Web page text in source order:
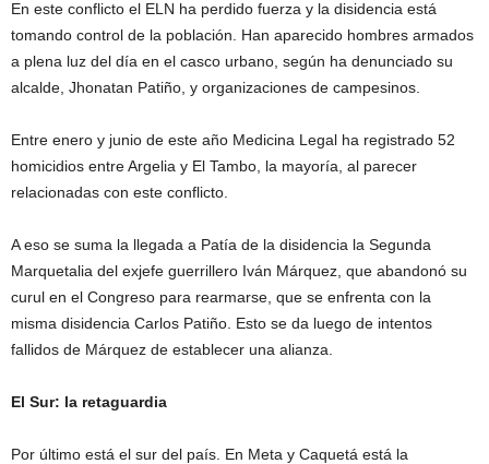
En este conflicto el ELN ha perdido fuerza y la disidencia está
tomando control de la población. Han aparecido hombres armados
a plena luz del día en el casco urbano, según ha denunciado su
alcalde, Jhonatan Patiño, y organizaciones de campesinos.
Entre enero y junio de este año Medicina Legal ha registrado 52
homicidios entre Argelia y El Tambo, la mayoría, al parecer
relacionadas con este conflicto.
A eso se suma la llegada a Patía de la disidencia la Segunda
Marquetalia del exjefe guerrillero Iván Márquez, que abandonó su
curul en el Congreso para rearmarse, que se enfrenta con la
misma disidencia Carlos Patiño. Esto se da luego de intentos
fallidos de Márquez de establecer una alianza.
El Sur: la retaguardia
Por último está el sur del país. En Meta y Caquetá está la